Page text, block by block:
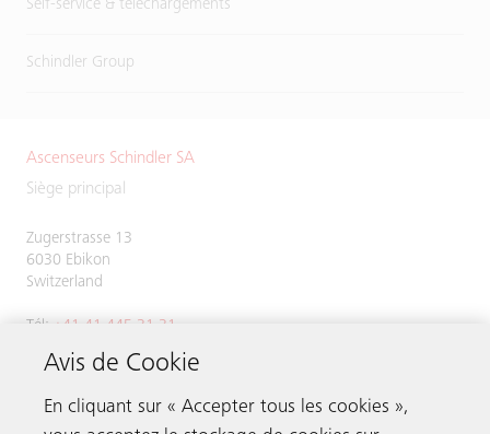
Self-service & téléchargements
Schindler Group
Ascenseurs Schindler SA
Siège principal
Zugerstrasse 13
6030 Ebikon
Switzerland
Tél: +41 41 445 31 31
Avis de Cookie
En cliquant sur « Accepter tous les cookies »,